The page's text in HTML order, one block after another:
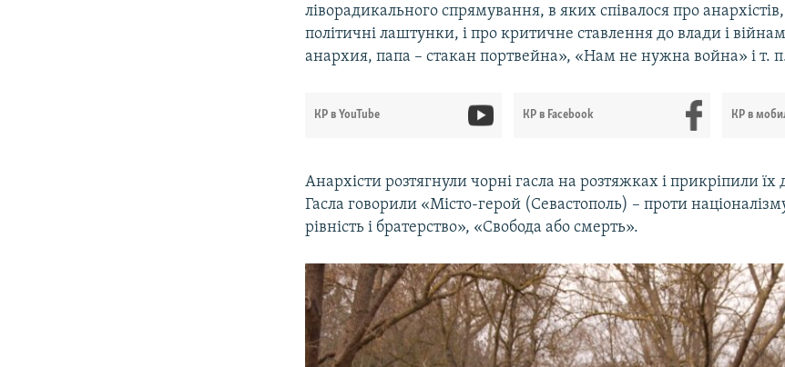
ліворадикального спрямування, в яких співалося про анархістів,
політичні лаштунки, і про критичне ставлення до влади і
анархия, папа – стакан портвейна», «Нам не нужна война» і т.
КР в YouTube КР в Facebook КР в
Анархісти розтягнули чорні гасла на розтяжках і прикріпили їх
Гасла говорили «Місто-герой (Севастополь) – проти
рівність і братерство», «Свобода або смерть».